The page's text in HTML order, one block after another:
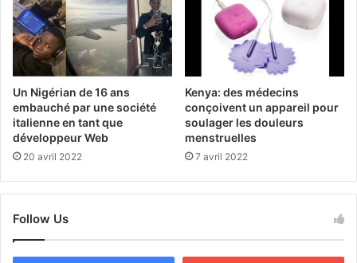
Un Nigérian de 16 ans
embauché par une société
italienne en tant que
développeur Web
20 avril 2022
Kenya: des médecins
conçoivent un appareil pour
soulager les douleurs
menstruelles
7 avril 2022
Follow Us